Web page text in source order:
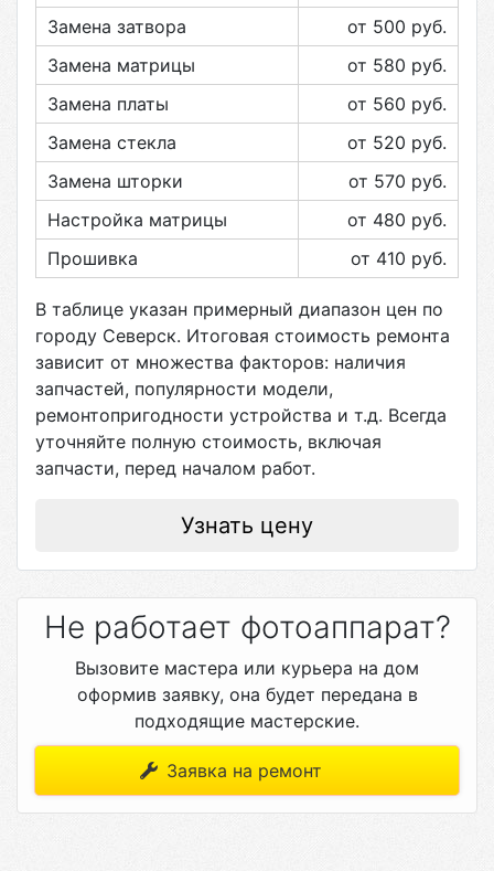
Замена затвора
от 500 руб.
Замена матрицы
от 580 руб.
Замена платы
от 560 руб.
Замена стекла
от 520 руб.
Замена шторки
от 570 руб.
Настройка матрицы
от 480 руб.
Прошивка
от 410 руб.
В таблице указан примерный диапазон цен по
городу Северск. Итоговая стоимость ремонта
зависит от множества факторов: наличия
запчастей, популярности модели,
ремонтопригодности устройства и т.д. Всегда
уточняйте полную стоимость, включая
запчасти, перед началом работ.
Узнать цену
Не работает фотоаппарат?
Вызовите мастера или курьера на дом
оформив заявку, она будет передана в
подходящие мастерские.
Заявка на ремонт